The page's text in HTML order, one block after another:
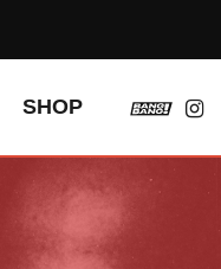
SHOP vk